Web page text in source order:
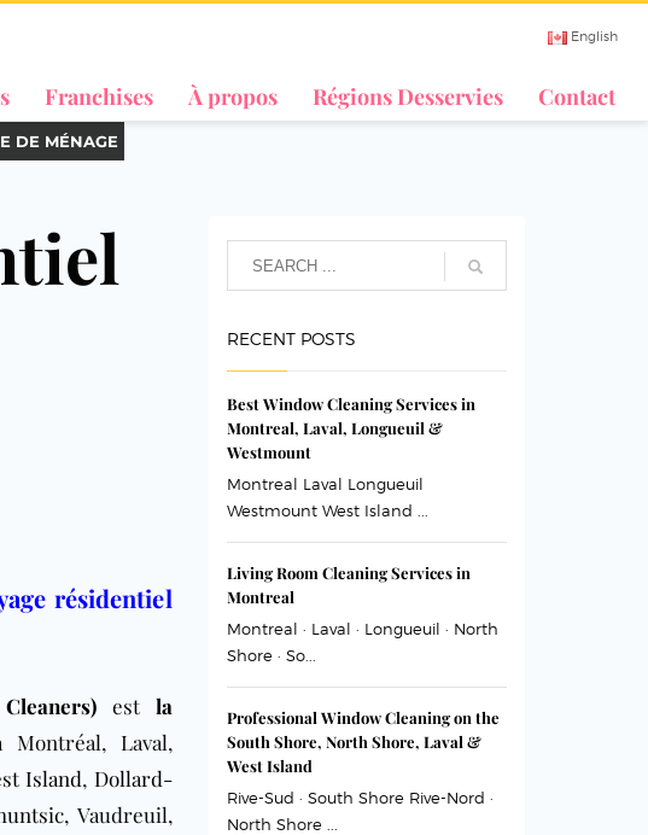
English
Franchises À propos Régions Desservies Contact
DE MÉNAGE
résidentiel
est la
Montréal, Laval,
Island, Dollard-
, Vaudreuil,
RECENT POSTS
Best Window Cleaning Services in
Montreal, Laval, Longueuil &
Westmount
Montreal Laval Longueuil
Westmount West Island ...
Living Room Cleaning Services in
Montreal
Montreal · Laval · Longueuil · North
Shore · So...
Professional Window Cleaning on the
South Shore, North Shore, Laval &
West Island
Rive-Sud · South Shore Rive-Nord ·
North Shore ...